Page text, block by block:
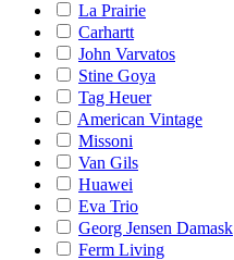
La Prairie
Carhartt
John Varvatos
Stine Goya
Tag Heuer
American Vintage
Missoni
Van Gils
Huawei
Eva Trio
Georg Jensen Damask
Ferm Living